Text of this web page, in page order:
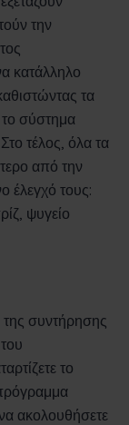
την
κατάλληλο
τα
το σύστημα
τέλος, όλα τα
από την
έλεγχό τους:
ψυγείο
συντήρησης
το
ακολουθήσετε